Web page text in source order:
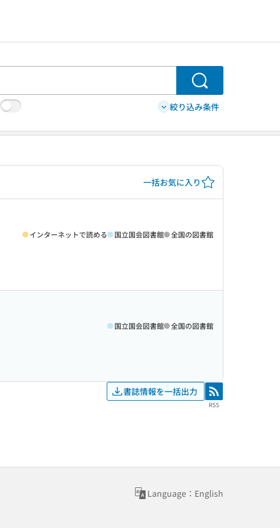
検索
絞り込み条件
一括お気に入り
インターネットで読める 国立国会図書館 全国の図書館
国立国会図書館 全国の図書館
書誌情報を一括出力 RSS
RSS
Language：English